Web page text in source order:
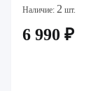
Наличие: 2 шт.
6 990 ₽